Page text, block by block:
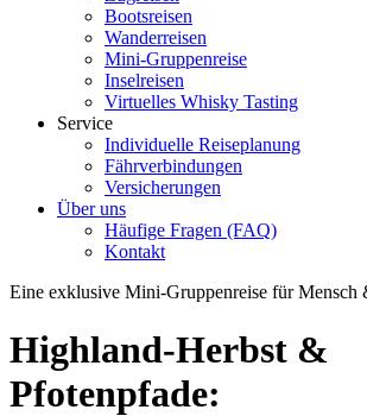
Bootsreisen
Wanderreisen
Mini-Gruppenreise
Inselreisen
Virtuelles Whisky Tasting
Service
Individuelle Reiseplanung
Fährverbindungen
Versicherungen
Über uns
Häufige Fragen (FAQ)
Kontakt
Eine exklusive Mini-Gruppenreise für Mensch
Highland-Herbst &
Pfotenpfade: